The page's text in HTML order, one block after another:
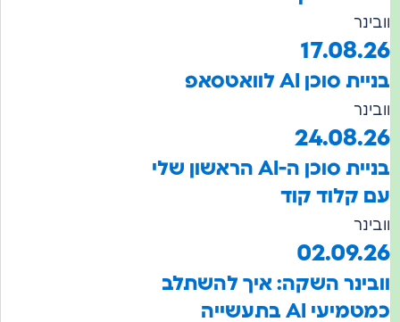
וובינר
17.08.26
בניית סוכן AI לוואטסאפ
וובינר
24.08.26
בניית סוכן ה-AI הראשון שלי
עם קלוד קוד
וובינר
02.09.26
וובינר השקה: איך להשתלב
כמטמיעי AI בתעשייה